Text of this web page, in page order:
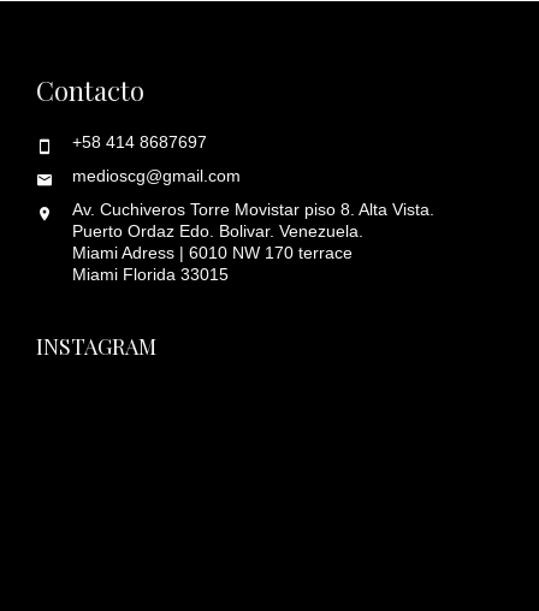
Contacto
+58 414 8687697
medioscg@gmail.com
Av. Cuchiveros Torre Movistar piso 8. Alta Vista.
Puerto Ordaz Edo. Bolivar. Venezuela.
Miami Adress | 6010 NW 170 terrace
Miami Florida 33015
INSTAGRAM